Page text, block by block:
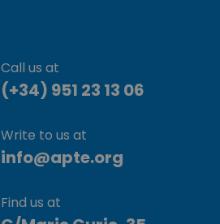
Call us at
(+34) 951 23 13 06
Write to us at
info@apte.org
Find us at